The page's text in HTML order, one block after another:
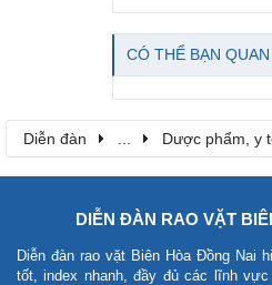
CÓ THỂ BẠN
Diễn đàn Dược phẩm, y
DIỄN ĐÀN RAO VẶT
Diễn đàn rao vặt Biên Hòa Đồng Nai
tốt, index nhanh, đầy đủ các lĩnh vực